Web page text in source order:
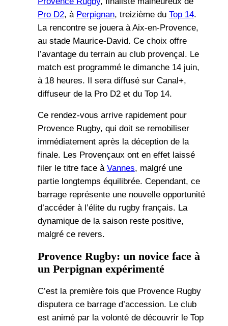
Pro D2, à Perpignan, treizième du Top 14.
La rencontre se jouera à Aix-en-Provence,
au stade Maurice-David. Ce choix offre
l’avantage du terrain au club provençal. Le
match est programmé le dimanche 14 juin,
à 18 heures. Il sera diffusé sur Canal+,
diffuseur de la Pro D2 et du Top 14.
Ce rendez-vous arrive rapidement pour
Provence Rugby, qui doit se remobiliser
immédiatement après la déception de la
finale. Les Provençaux ont en effet laissé
filer le titre face à Vannes, malgré une
partie longtemps équilibrée. Cependant, ce
barrage représente une nouvelle opportunité
d’accéder à l’élite du rugby français. La
dynamique de la saison reste positive,
malgré ce revers.
Provence Rugby: un novice face à
un Perpignan expérimenté
C’est la première fois que Provence Rugby
disputera ce barrage d’accession. Le club
est animé par la volonté de découvrir le Top